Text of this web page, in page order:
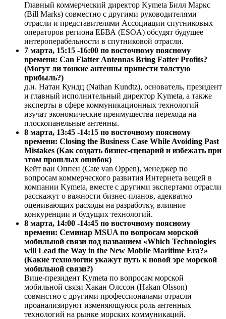
Главный коммерческий директор Kymeta Билл Маркс
(Bill Marks) совместно с другими руководителями
отрасли и представителями Ассоциации спутниковых
операторов региона ЕБВА (ESOA) обсудят будущее
интероперабельности в спутниковой отрасли.
7 марта, 15:15 -16:00 по восточному поясному
времени: Can Flatter Antennas Bring Fatter Profits?
(Могут ли тонкие антенны принести толстую
прибыль?)
д.н. Натан Кундц (Nathan Kundtz), основатель, президент
и главный исполнительный директор Kymeta, а также
эксперты в сфере коммуникационных технологий
изучат экономические преимущества перехода на
плоскопанельные антенны.
8 марта, 13:45 -14:15 по восточному поясному
времени: Closing the Business Case While Avoiding Past
Mistakes (Как создать бизнес-сценарий и избежать при
этом прошлых ошибок)
Кейт ван Оппен (Cate van Oppen), менеджер по
вопросам коммерческого развития Интернета вещей в
компании Kymeta, вместе с другими экспертами отрасли
расскажут о важности бизнес-планов, адекватно
оценивающих расходы на разработку, влияние
конкуренции и будущих технологий.
8 марта, 14:00 -14:45 по восточному поясному
времени: Семинар MSUA по вопросам морской
мобильной связи под названием «Which Technologies
will Lead the Way in the New Mobile Maritime Era?»
(Какие технологии укажут путь к новой эре морской
мобильной связи?)
Вице-президент Kymeta по вопросам морской
мобильной связи Хакан Олссон (Hakan Olsson)
совмнстно с другими профессионалами отрасли
проанализируют изменяющуюся роль антенных
технологий на рынке морских коммуникаций.